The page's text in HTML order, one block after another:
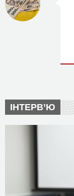
ІНТЕРВ’Ю